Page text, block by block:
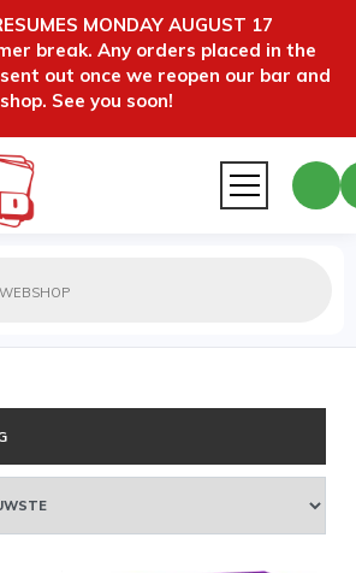
MONDAY AUGUST 17
break. Any orders placed in the
out once we reopen our bar and
shop. See you soon!